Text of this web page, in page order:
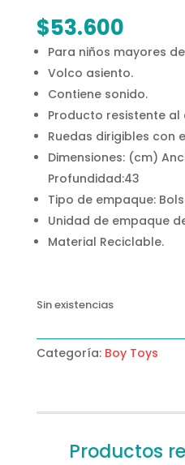
$53.600
Para niños mayores
Volco asiento.
Contiene sonido.
Producto resistente al
Ruedas dirigibles con
Dimensiones: (cm)
Profundidad:43
Tipo de empaque:
Unidad de empaque
Material Reciclable.
Sin existencias
Categoría: Boy Toys
Productos